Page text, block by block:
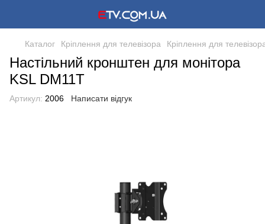
Каталог Кріплення для телевізора Кріплення для
Настільний кронштен для монітора
KSL DM11T
Артикул: 2006 Написати відгук